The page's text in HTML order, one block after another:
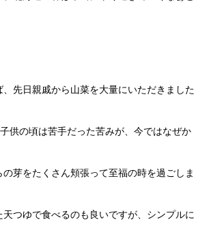
、先日親戚から山菜を大量にいただきました
供の頃は苦手だった苦みが、今ではなぜか
芽をたくさん頬張って至福の時を過ごしま
つゆで食べるのも良いですが、シンプルに